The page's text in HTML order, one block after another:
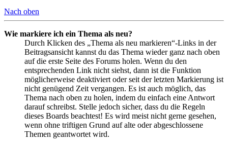
Nach oben
Wie markiere ich ein Thema als neu?
Durch Klicken des „Thema als neu markieren“-Links in der
Beitragsansicht kannst du das Thema wieder ganz nach oben
auf die erste Seite des Forums holen. Wenn du den
entsprechenden Link nicht siehst, dann ist die Funktion
möglicherweise deaktiviert oder seit der letzten Markierung ist
nicht genügend Zeit vergangen. Es ist auch möglich, das
Thema nach oben zu holen, indem du einfach eine Antwort
darauf schreibst. Stelle jedoch sicher, dass du die Regeln
dieses Boards beachtest! Es wird meist nicht gerne gesehen,
wenn ohne triftigen Grund auf alte oder abgeschlossene
Themen geantwortet wird.